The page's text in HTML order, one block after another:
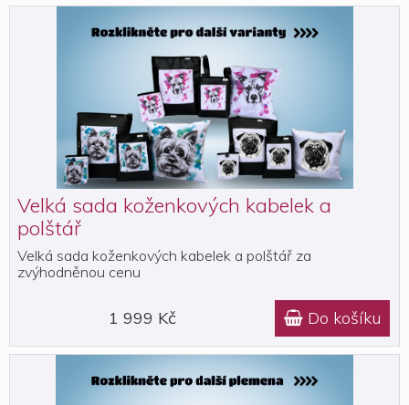
Velká sada koženkových kabelek a
polštář
Velká sada koženkových kabelek a polštář za
zvýhodněnou cenu
1 999 Kč  Do košíku